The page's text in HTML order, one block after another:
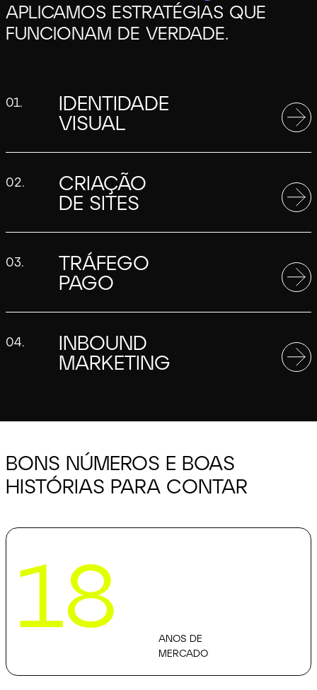
APLICAMOS ESTRATÉGIAS QUE
FUNCIONAM DE VERDADE.
01.
IDENTIDADE
VISUAL
02.
CRIAÇÃO
DE SITES
03.
TRÁFEGO
PAGO
04.
INBOUND
MARKETING
BONS NÚMEROS E BOAS
HISTÓRIAS PARA CONTAR
18
ANOS DE
MERCADO